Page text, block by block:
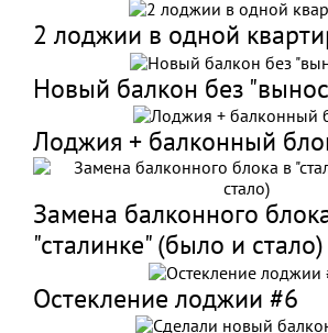
2 лоджии в одной
Новый балкон без
Лоджия + балконный
Замена балконного
"сталинке" (было и стало)
Остекление лоджии #6